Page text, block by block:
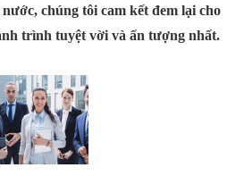
chúng tôi cam kết đem lại cho
trình tuyệt vời và ấn tượng nhất.